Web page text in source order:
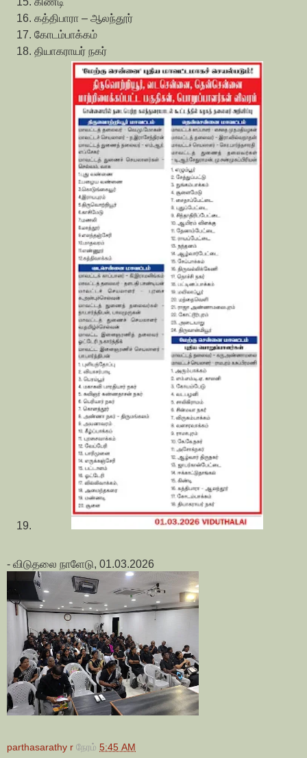
கத்திபாரா – ஆலந்தூர்
கோடம்பாக்கம்
தியாகராயர் நகர்
- விடுதலை நாளேடு, 01.03.2026
parthasarathy r நேரம் 5:45 AM